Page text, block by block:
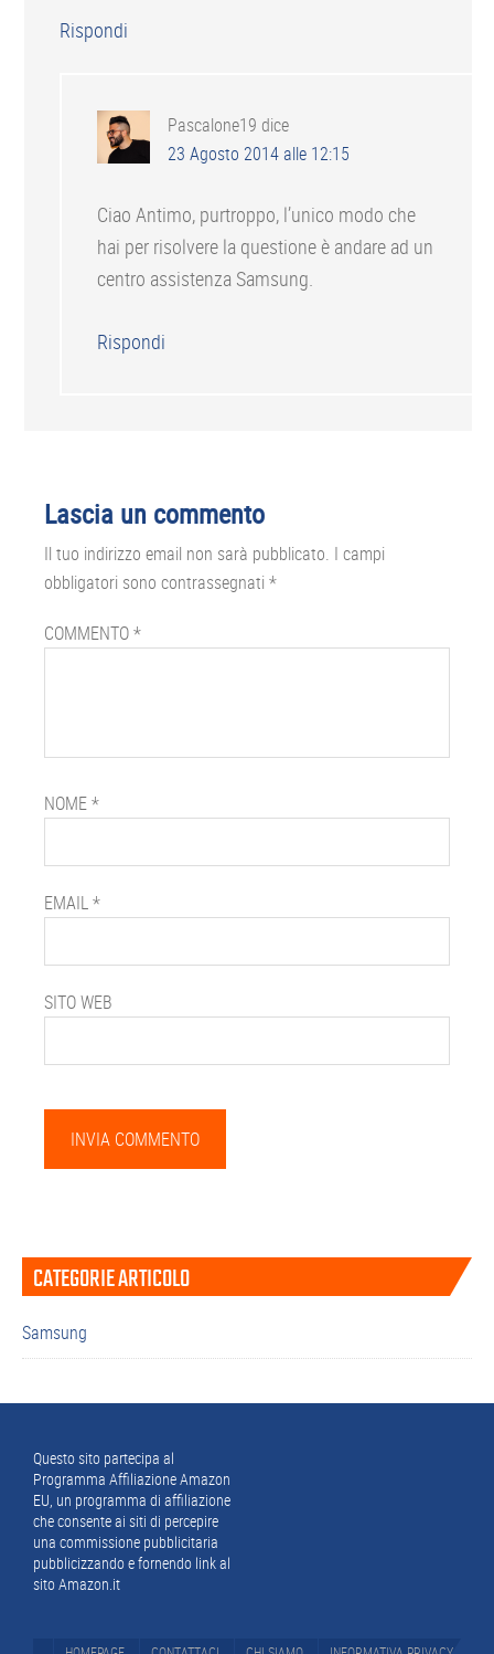
Rispondi
Pascalone19 dice
23 Agosto 2014 alle 12:15
Ciao Antimo, purtroppo, l’unico modo che
hai per risolvere la questione è andare ad un
centro assistenza Samsung.
Rispondi
Lascia un commento
Il tuo indirizzo email non sarà pubblicato. I campi
obbligatori sono contrassegnati *
COMMENTO*
NOME*
EMAIL*
SITO WEB
Barra
laterale
primaria
CATEGORIE ARTICOLO
Samsung
Footer
Questo sito partecipa al
Programma Affiliazione Amazon
EU, un programma di affiliazione
che consente ai siti di percepire
una commissione pubblicitaria
pubblicizzando e fornendo link al
sito Amazon.it